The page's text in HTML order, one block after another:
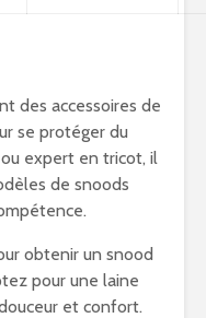
des accessoires de
se protéger du
expert en tricot, il
de snoods
obtenir un snood
pour une laine
et confort.